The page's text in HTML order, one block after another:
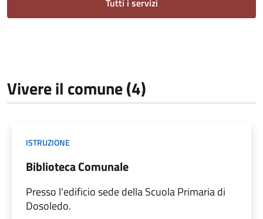
Vivere il comune (4)
ISTRUZIONE
Biblioteca Comunale
Presso l'edificio sede della Scuola Primaria di
Dosoledo.